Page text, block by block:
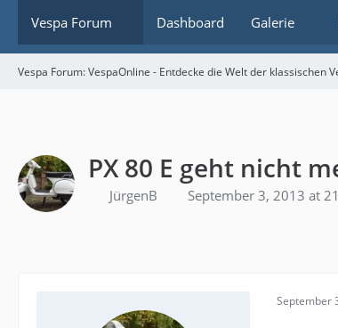
Vespa Forum Dashboard Galerie
Vespa Forum: VespaOnline - Entdecke die Welt der klassischen
PX 80 E geht nicht
JürgenB September 3, 2013 at
September